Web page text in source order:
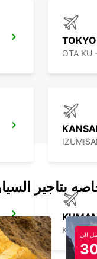
OTA KU
بتاجير
الي